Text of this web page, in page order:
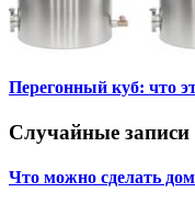
Перегонный куб: что
Случайные записи
Что можно сделать